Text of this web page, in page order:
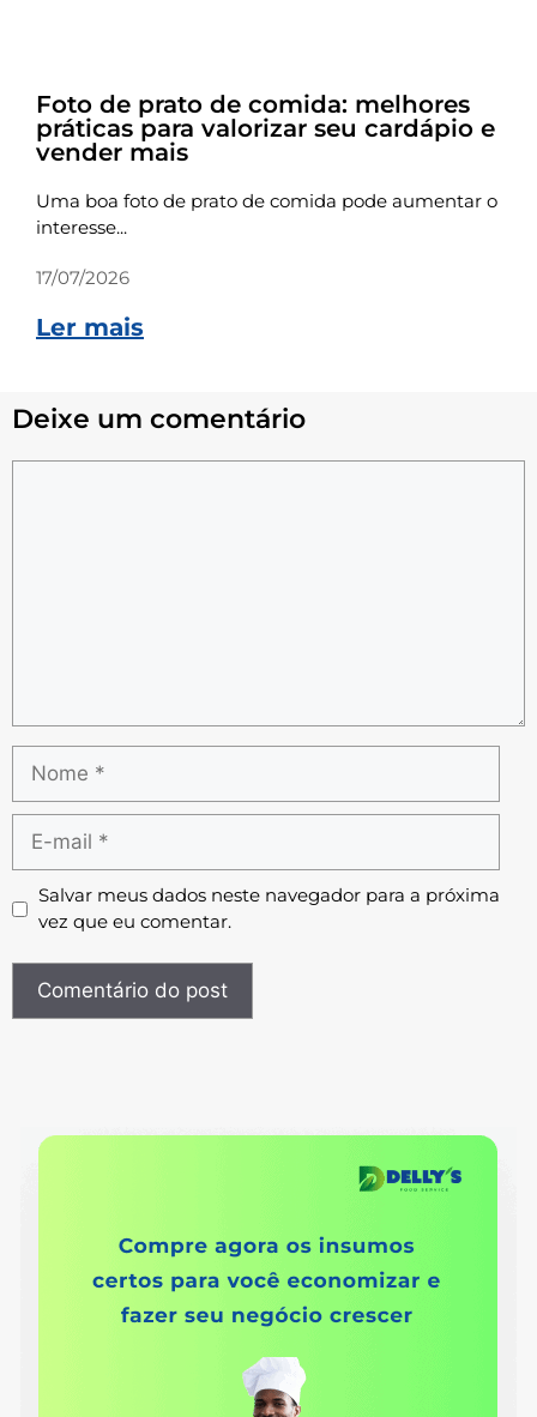
Foto de prato de comida: melhores
práticas para valorizar seu cardápio e
vender mais
Uma boa foto de prato de comida pode aumentar o
interesse...
17/07/2026
Ler mais
Deixe um comentário
Salvar meus dados neste navegador para a próxima
vez que eu comentar.